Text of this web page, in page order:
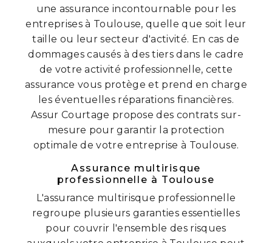
une assurance incontournable pour les
entreprises à Toulouse, quelle que soit leur
taille ou leur secteur d'activité. En cas de
dommages causés à des tiers dans le cadre
de votre activité professionnelle, cette
assurance vous protège et prend en charge
les éventuelles réparations financières.
Assur Courtage propose des contrats sur-
mesure pour garantir la protection
optimale de votre entreprise à Toulouse.
Assurance multirisque
professionnelle à Toulouse
L'assurance multirisque professionnelle
regroupe plusieurs garanties essentielles
pour couvrir l'ensemble des risques